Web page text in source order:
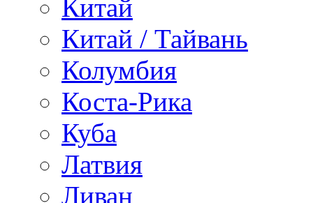
Китай
Китай / Тайвань
Колумбия
Коста-Рика
Куба
Латвия
Ливан